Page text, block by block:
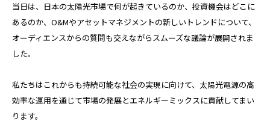
当日は、日本の太陽光市場で何が起きているのか、投資機会はどこに
あるのか、O&Mやアセットマネジメントの新しいトレンドについて、
オーディエンスからの質問も交えながらスムーズな議論が展開されま
した。
私たちはこれからも持続可能な社会の実現に向けて、太陽光電源の高
効率な運用を通じて市場の発展とエネルギーミックスに貢献してまい
ります。